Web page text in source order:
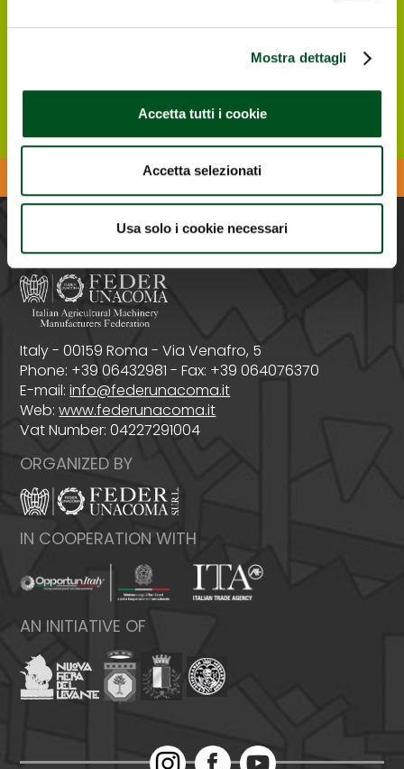
Mostra dettagli
Accetta tutti i cookie
Accetta selezionati
Usa solo i cookie necessari
receive at their email address the free e-
Register ONLINE
Download the Agrilevante APP
PROMOTED BY
Italy - 00159 Roma - Via Venafro, 5
Phone: +39 06432981 - Fax: +39 064076370
E-mail:info@federunacoma.it
Web:www.federunacoma.it
Vat Number: 04227291004
ORGANIZED BY
IN COOPERATION WITH
AN INITIATIVE OF